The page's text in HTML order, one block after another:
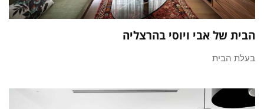
הבית של אבי ויוסי בהרצליה
בעלת הבית